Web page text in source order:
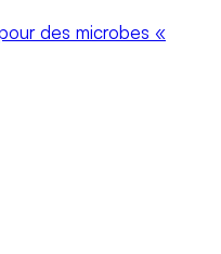
des microbes «